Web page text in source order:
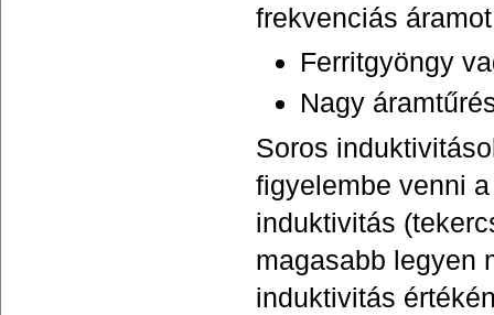
frekvenciás
Ferritgyöngy
Nagy
Soros
figyelembe venni
induktivitás
magasabb legyen
induktivitás